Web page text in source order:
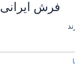
فرش ایرانی